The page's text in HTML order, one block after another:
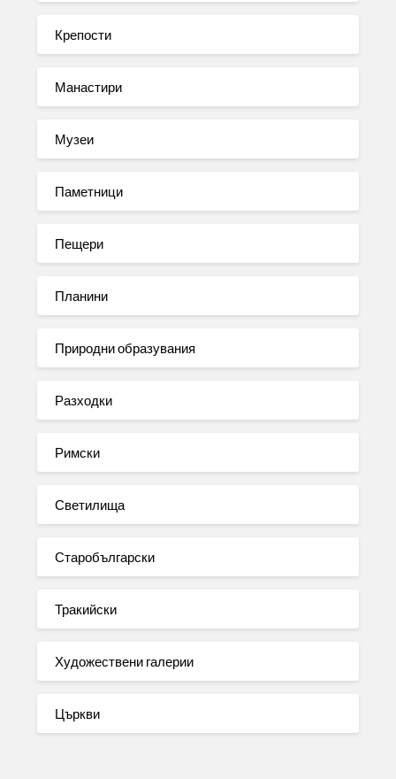
Крепости
Манастири
Музеи
Паметници
Пещери
Планини
Природни образувания
Разходки
Римски
Светилища
Старобългарски
Тракийски
Художествени галерии
Църкви